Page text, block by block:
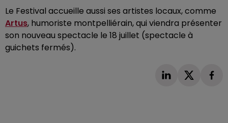
Le Festival accueille aussi ses artistes locaux, comme
Artus, humoriste montpelliérain, qui viendra présenter
son nouveau spectacle le 18 juillet (spectacle à
guichets fermés).